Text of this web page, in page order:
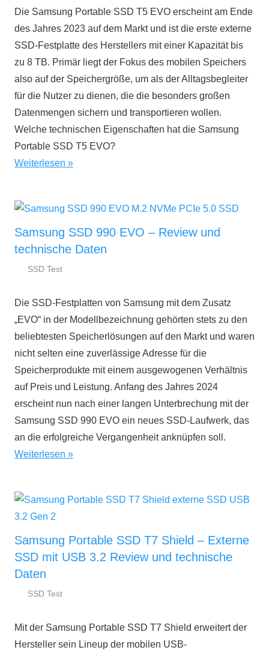
Juli
ratgeber.de
Die Samsung Portable SSD T5 EVO erscheint am Ende
des Jahres 2023 auf dem Markt und ist die erste externe
SSD-Festplatte des Herstellers mit einer Kapazität bis
zu 8 TB. Primär liegt der Fokus des mobilen Speichers
also auf der Speichergröße, um als der Alltagsbegleiter
für die Nutzer zu dienen, die die besonders großen
Datenmengen sichern und transportieren wollen.
Welche technischen Eigenschaften hat die Samsung
Portable SSD T5 EVO?
Weiterlesen
Samsung SSD 990 EVO – Review und
technische Daten
März
ratgeber.de
SSD Test
Die SSD-Festplatten von Samsung mit dem Zusatz
„EVO“ in der Modellbezeichnung gehörten stets zu den
beliebtesten Speicherlösungen auf den Markt und waren
nicht selten eine zuverlässige Adresse für die
Speicherprodukte mit einem ausgewogenen Verhältnis
auf Preis und Leistung. Anfang des Jahres 2024
erscheint nun nach einer langen Unterbrechung mit der
Samsung SSD 990 EVO ein neues SSD-Laufwerk, das
an die erfolgreiche Vergangenheit anknüpfen soll.
Weiterlesen
Samsung Portable SSD T7 Shield – Externe
SSD mit USB 3.2 Review und technische
Daten
März
ratgeber.de
SSD Test
Mit der Samsung Portable SSD T7 Shield erweitert der
Hersteller sein Lineup der mobilen USB-